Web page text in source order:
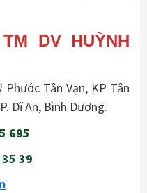
DV HUỲNH
Phước Tân Vạn, KP Tân
Dĩ An, Bình Dương.
695
39